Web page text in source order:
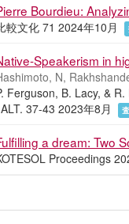
Bourdieu:
較文化 71 2024年10月
Speakerism in
N,
Ferguson, B. Lacy, &
37-43 2023年8月
a dream: Two
Proceedings